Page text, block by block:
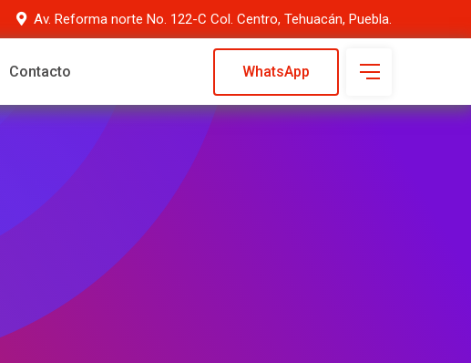
Av. Reforma norte No. 122-C Col. Centro, Tehuacán, Puebla.
Contacto WhatsApp